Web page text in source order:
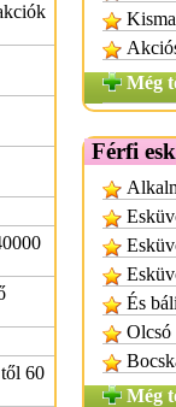
60
Még
Férfi
És
Olcsó
Még